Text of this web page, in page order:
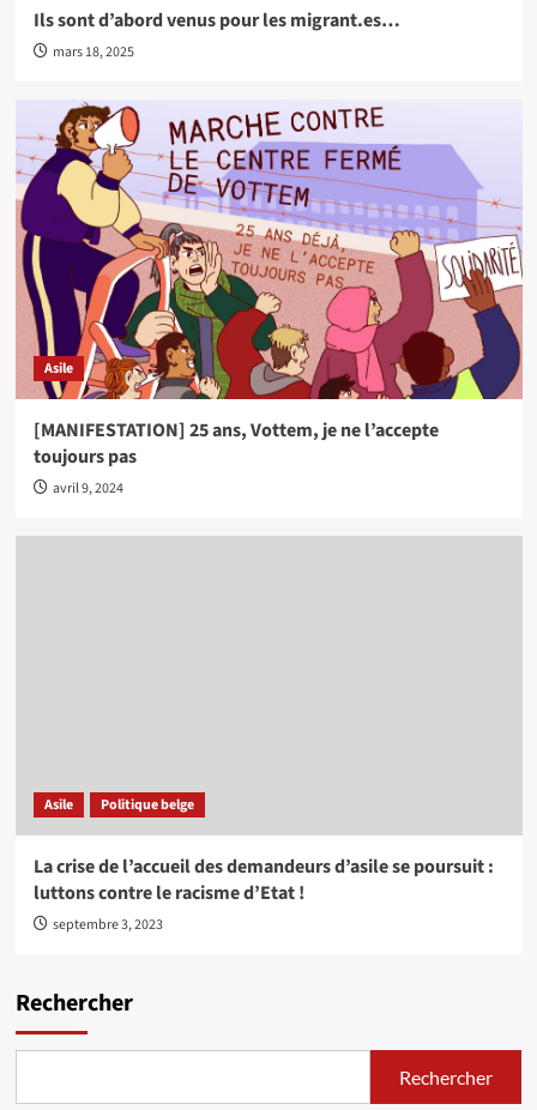
Ils sont d’abord venus pour les migrant.es…
mars 18, 2025
Asile
[MANIFESTATION] 25 ans, Vottem, je ne l’accepte
toujours pas
avril 9, 2024
Asile Politique belge
La crise de l’accueil des demandeurs d’asile se poursuit :
luttons contre le racisme d’Etat !
septembre 3, 2023
Rechercher
Rechercher